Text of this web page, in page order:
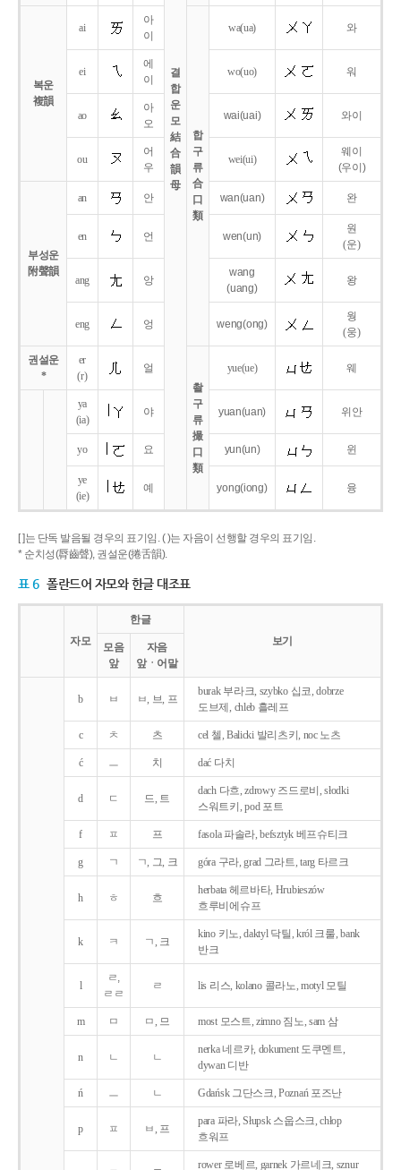
결
합
운
모
結
合
韻
母
복운
複韻
ai
아
이
합
구
류
合
口
類
wa(ua) 와
ei
에
이
wo(uo) 워
ao
아
오
wai(uai) 와이
ou
어
우
wei(ui)
웨이
(우이)
부성운
附聲韻
an 안 wan(uan) 완
en 언 wen(un)
원
(운)
ang 앙
wang
(uang)
왕
eng 엉 weng(ong)
웡
(웅)
권설운
*
er
(r)
얼
촬
구
류
撮
口
類
yue(ue) 웨
ya
(ia)
야 yuan(uan) 위안
yo 요 yun(un) 윈
ye
(ie)
예 yong(iong) 융
[ ]는 단독 발음될 경우의 표기임. ( )는 자음이 선행할 경우의 표기임.
* 순치성(脣齒聲), 권설운(捲舌韻).
표 6 폴란드어 자모와 한글 대조표
자모
한글
보기
모음
앞
자음
앞ㆍ어말
b ㅂ ㅂ, 브, 프
burak 부라크, szybko 십코, dobrze
도브제, chleb 흘레프
c ㅊ 츠 cel 첼, Balicki 발리츠키, noc 노츠
ć ㅡ 치 dać 다치
d ㄷ 드, 트
dach 다흐, zdrowy 즈드로비, słodki
스워트키, pod 포트
f ㅍ 프 fasola 파솔라, befsztyk 베프슈티크
g ㄱ ㄱ, 그, 크 góra 구라, grad 그라트, targ 타르크
h ㅎ 흐
herbata 헤르바타, Hrubieszów
흐루비에슈프
k ㅋ ㄱ, 크
kino 키노, daktyl 닥틸, król 크룰, bank
반크
l
ㄹ,
ㄹㄹ
ㄹ lis 리스, kolano 콜라노, motyl 모틸
m ㅁ ㅁ, 므 most 모스트, zimno 짐노, sam 삼
n ㄴ ㄴ
nerka 네르카, dokument 도쿠멘트,
dywan 디반
ń ㅡ ㄴ Gdańsk 그단스크, Poznań 포즈난
p ㅍ ㅂ, 프
para 파라, Słupsk 스웁스크, chłop
흐워프
rower 로베르, garnek 가르네크, sznur